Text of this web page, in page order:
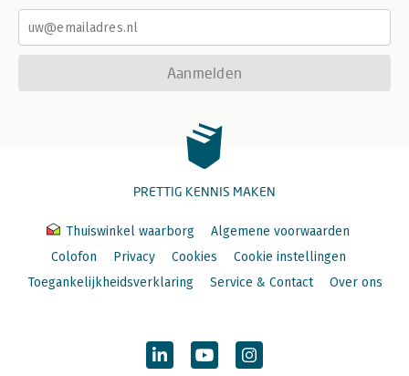
Aanmelden
PRETTIG KENNIS MAKEN
Thuiswinkel waarborg
Algemene voorwaarden
Colofon
Privacy Cookies
Cookie instellingen
Toegankelijkheidsverklaring
Service & Contact Over ons